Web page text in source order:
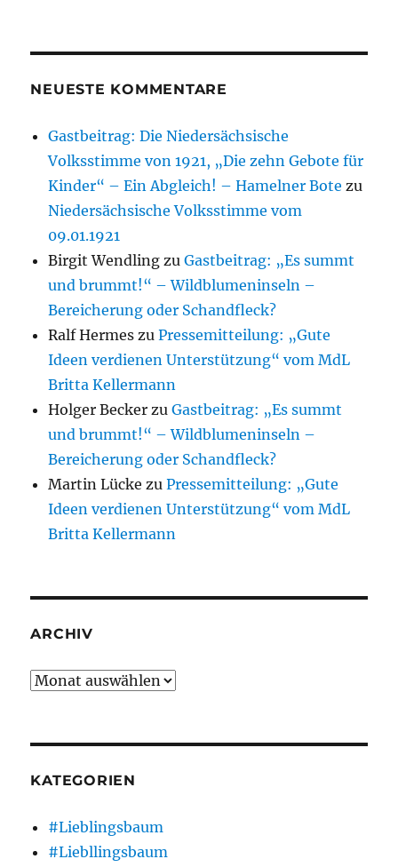
NEUESTE KOMMENTARE
Gastbeitrag: Die Niedersächsische
Volksstimme von 1921, „Die zehn Gebote für
Kinder“ – Ein Abgleich! – Hamelner Bote zu
Niedersächsische Volksstimme vom
09.01.1921
Birgit Wendling zuGastbeitrag: „Es summt
und brummt!“ – Wildblumeninseln –
Bereicherung oder Schandfleck?
Ralf Hermes zuPressemitteilung: „Gute
Ideen verdienen Unterstützung“ vom MdL
Britta Kellermann
Holger Becker zuGastbeitrag: „Es summt
und brummt!“ – Wildblumeninseln –
Bereicherung oder Schandfleck?
Martin Lücke zuPressemitteilung: „Gute
Ideen verdienen Unterstützung“ vom MdL
Britta Kellermann
ARCHIV
Archiv
KATEGORIEN
#Lieblingsbaum
#Liebllingsbaum